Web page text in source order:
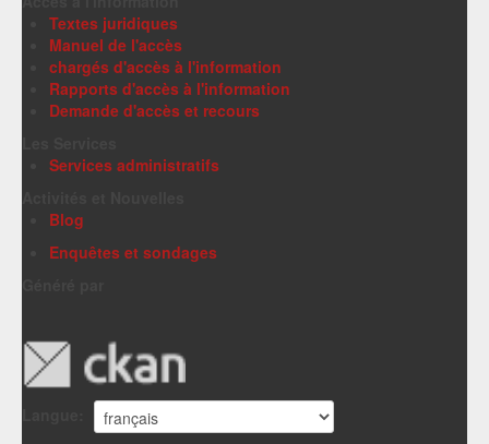
Textes juridiques
Manuel de l'accès
chargés d'accès à l'information
Rapports d'accès à l'information
Demande d'accès et recours
Services administratifs
Blog
Enquêtes et sondages